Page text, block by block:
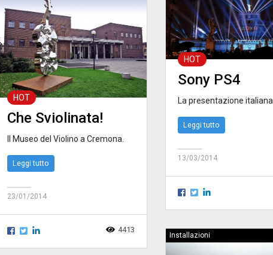
HOT
Sony PS4
La presentazione italiana
Leggi tutto
13/03/2014
HOT
Che Sviolinata!
Il Museo del Violino a Cremona.
Leggi tutto
23/01/2014
4413
Installazioni